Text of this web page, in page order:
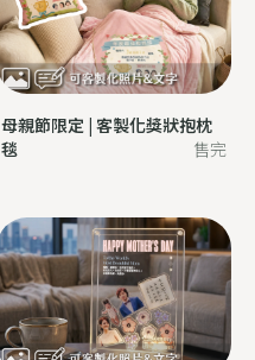
母親節限定 | 客製化獎狀抱枕
毯
售完